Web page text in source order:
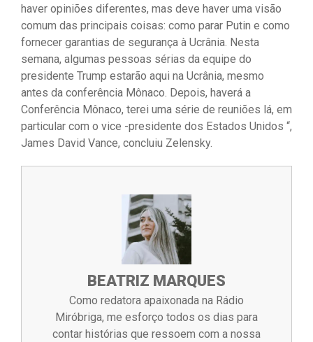
haver opiniões diferentes, mas deve haver uma visão
comum das principais coisas: como parar Putin e como
fornecer garantias de segurança à Ucrânia. Nesta
semana, algumas pessoas sérias da equipe do
presidente Trump estarão aqui na Ucrânia, mesmo
antes da conferência Mônaco. Depois, haverá a
Conferência Mônaco, terei uma série de reuniões lá, em
particular com o vice -presidente dos Estados Unidos “,
James David Vance, concluiu Zelensky.
BEATRIZ MARQUES
Como redatora apaixonada na Rádio
Miróbriga, me esforço todos os dias para
contar histórias que ressoem com a nossa